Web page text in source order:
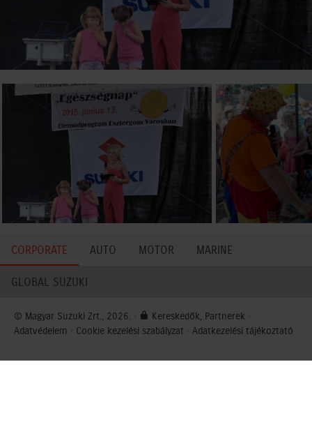
CORPORATE AUTO MOTOR MARINE
GLOBAL SUZUKI
© Magyar Suzuki Zrt., 2026. · Kereskedők, Partnerek ·
Adatvédelem · Cookie kezelési szabályzat · Adatkezelési tájékoztató